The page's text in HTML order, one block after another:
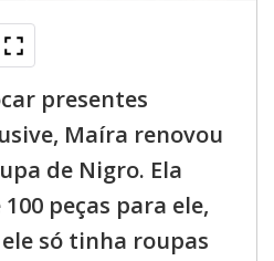
presentes
Maíra renovou
de Nigro. Ela
peças para ele,
só tinha roupas